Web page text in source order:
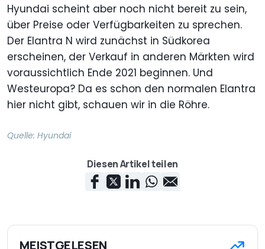
Hyundai scheint aber noch nicht bereit zu sein,
über Preise oder Verfügbarkeiten zu sprechen.
Der Elantra N wird zunächst in Südkorea
erscheinen, der Verkauf in anderen Märkten wird
voraussichtlich Ende 2021 beginnen. Und
Westeuropa? Da es schon den normalen Elantra
hier nicht gibt, schauen wir in die Röhre.
Quelle: Hyundai
Diesen Artikel teilen
MEISTGELESEN